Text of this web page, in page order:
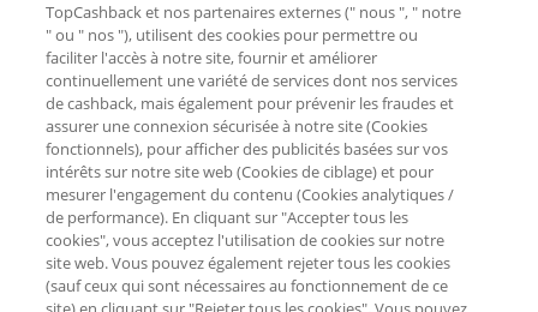
TopCashback et nos partenaires externes (" nous ", " notre
" ou " nos "), utilisent des cookies pour permettre ou
faciliter l'accès à notre site, fournir et améliorer
continuellement une variété de services dont nos services
de cashback, mais également pour prévenir les fraudes et
assurer une connexion sécurisée à notre site (Cookies
fonctionnels), pour afficher des publicités basées sur vos
intérêts sur notre site web (Cookies de ciblage) et pour
mesurer l'engagement du contenu (Cookies analytiques /
de performance). En cliquant sur "Accepter tous les
cookies", vous acceptez l'utilisation de cookies sur notre
site web. Vous pouvez également rejeter tous les cookies
(sauf ceux qui sont nécessaires au fonctionnement de ce